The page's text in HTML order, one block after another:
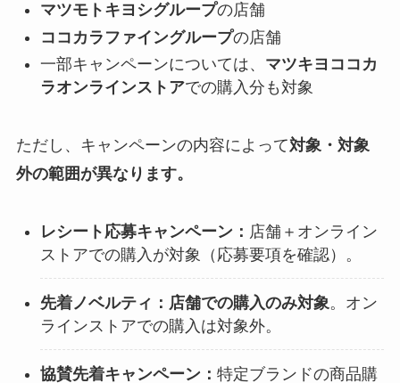
マツモトキヨシグループの店舗
ココカラファイングループの店舗
一部キャンペーンについては、 マツキヨココカ
ラオンラインストアでの購入分も対象
ただし、キャンペーンの内容によって対象・対象
外の範囲が異なります。
レシート応募キャンペーン： 店舗＋オンライン
ストアでの購入が対象（応募要項を確認）。
先着ノベルティ： 店舗での購入のみ対象 。オン
ラインストアでの購入は対象外。
協賛先着キャンペーン： 特定ブランドの商品購